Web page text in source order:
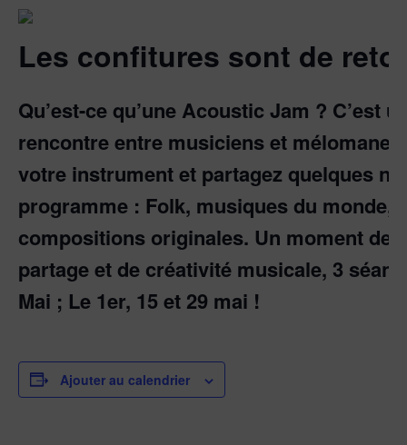
Les confitures sont de
Qu’est-ce qu’une Acoustic Jam ? C’est
rencontre entre musiciens et
votre instrument et partagez quelques
programme : Folk, musiques du monde,
compositions originales. Un moment de
partage et de créativité musicale, 3
Mai ; Le 1er, 15 et 29 mai !
Ajouter au calendrier